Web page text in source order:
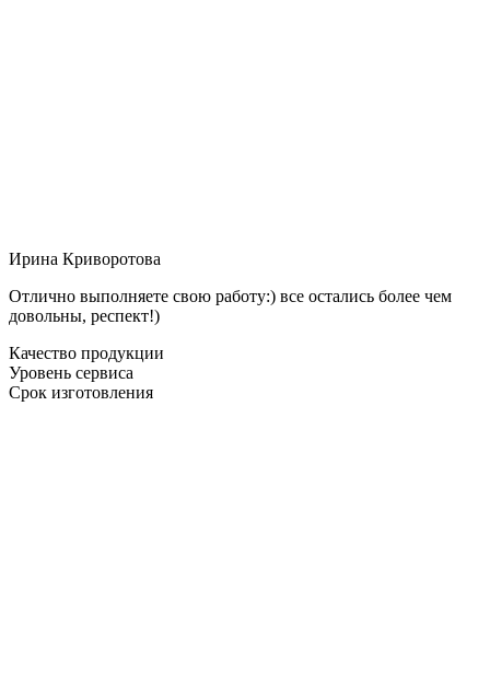
Ирина Криворотова
Отлично выполняете свою работу:) все остались более чем
довольны, респект!)
Качество продукции
Уровень сервиса
Срок изготовления